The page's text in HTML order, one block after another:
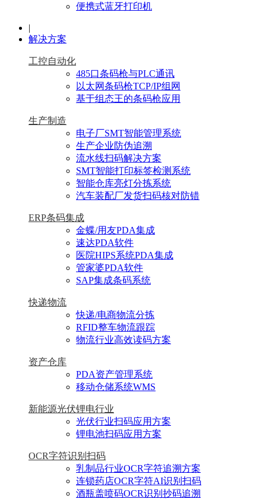
便携式蓝牙打印机
|
解决方案
工控自动化
485口条码枪与PLC通讯
以太网条码枪TCP/IP组网
基于组态王的条码枪应用
生产制造
电子厂SMT智能管理系统
生产企业防伪追溯
流水线扫码解决方案
SMT智能打印标签检测系统
智能仓库亮灯分拣系统
汽车装配厂发货扫码核对防错
ERP条码集成
金蝶/用友PDA集成
速达PDA软件
医院HIPS系统PDA集成
管家婆PDA软件
SAP集成条码系统
快递物流
快递/电商物流分拣
RFID整车物流跟踪
物流行业高效读码方案
资产仓库
PDA资产管理系统
移动仓储系统WMS
新能源光伏锂电行业
光伏行业扫码应用方案
锂电池扫码应用方案
OCR字符识别扫码
乳制品行业OCR字符追溯方案
连锁药店OCR字符AI识别扫码
酒瓶盖喷码OCR识别抄码追溯